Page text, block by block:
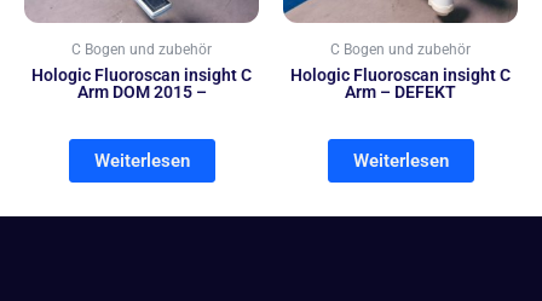
C Bogen und zubehör
Hologic Fluoroscan insight C
Arm DOM 2015 –
Weiterlesen
C Bogen und zubehör
Hologic Fluoroscan insight C
Arm – DEFEKT
Weiterlesen